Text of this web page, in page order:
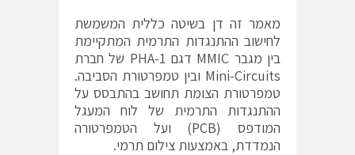
מאמר זה דן בשיטה כללית המשמשת
לחישוב ההתנגדות התרמית המתקיימת
בין מגבר MMIC דגם PHA-1 של חברת
Mini-Circuits ובין טמפרטורת הסביבה.
טמפרטורת הצומת תחושב בהתבסס על
ההתנגדות התרמית של לוח המעגל
המודפס (PCB) ועל הטמפרטורה
הנמדדת, באמצעות צילום תרמי.